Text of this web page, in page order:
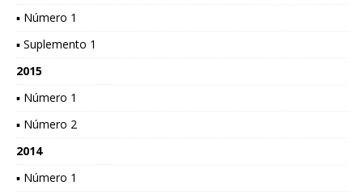
▪ Número 1
▪ Suplemento 1
2015
▪ Número 1
▪ Número 2
2014
▪ Número 1